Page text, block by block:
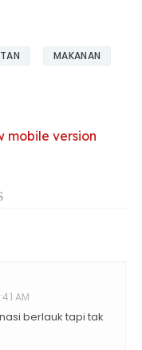
MAKANAN
mobile version
AM
berlauk tapi tak